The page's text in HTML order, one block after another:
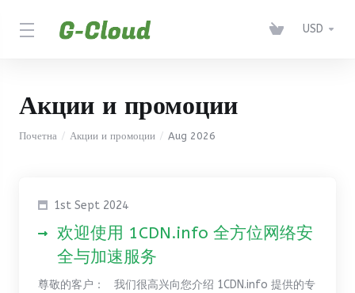
USD
Акции и промоции
Почетна Акции и промоции Aug 2026
1st Sept 2024
欢迎使用 1CDN.info 全方位网络安
全与加速服务
尊敬的客户： 我们很高兴向您介绍 1CDN.info 提供的专